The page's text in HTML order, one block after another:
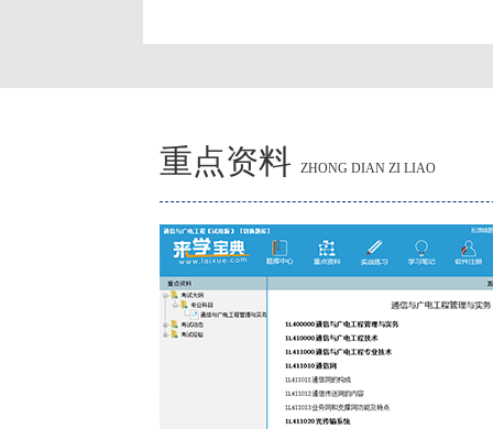
重点资料 ZHONG DIAN ZI LIAO